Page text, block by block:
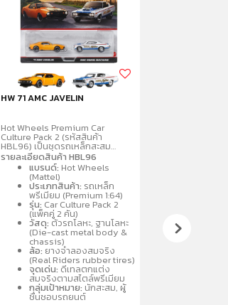
HW 71 AMC JAVELIN
Hot Wheels Premium Car
Culture Pack 2 (รหัสสินค้า
HBL96) เป็นชุดรถเหล็กสะสม
พรีเมียมขนาด 1:64 จำนวน 2 คันต่อ
แพ็ค โดดเด่นด้วยรายละเอียด
สมจริง ล้อจำลองยางจริง ตัวรถ
และฐานผลิตจากโลหะ
(Metal/Metal) คละแบบรถสปอร์ต
และรถแข่งที่เป็นที่นิยม เช่น
Porsche, Audi, Nissan เหมาะ
สำหรับนักสะสมอายุ 3 ปีขึ้นไป
รายละเอียดสินค้า HBL96
แบรนด์: Hot Wheels
(Mattel)
ประเภทสินค้า: รถเหล็ก
พรีเมียม (Premium 1:64)
รุ่น: Car Culture Pack 2
(แพ็คคู่ 2 คัน)
วัสดุ: ตัวรถโลหะ, ฐานโลหะ
(Die-cast metal body &
chassis)
ล้อ: ยางจำลองสมจริง
(Real Riders rubber tires)
จุดเด่น: ดีเทลตกแต่ง
สมจริงตามสไตล์พรีเมียม
กลุ่มเป้าหมาย: นักสะสม, ผู้
ชื่นชอบรถยนต์
สำหรับนักสะสม